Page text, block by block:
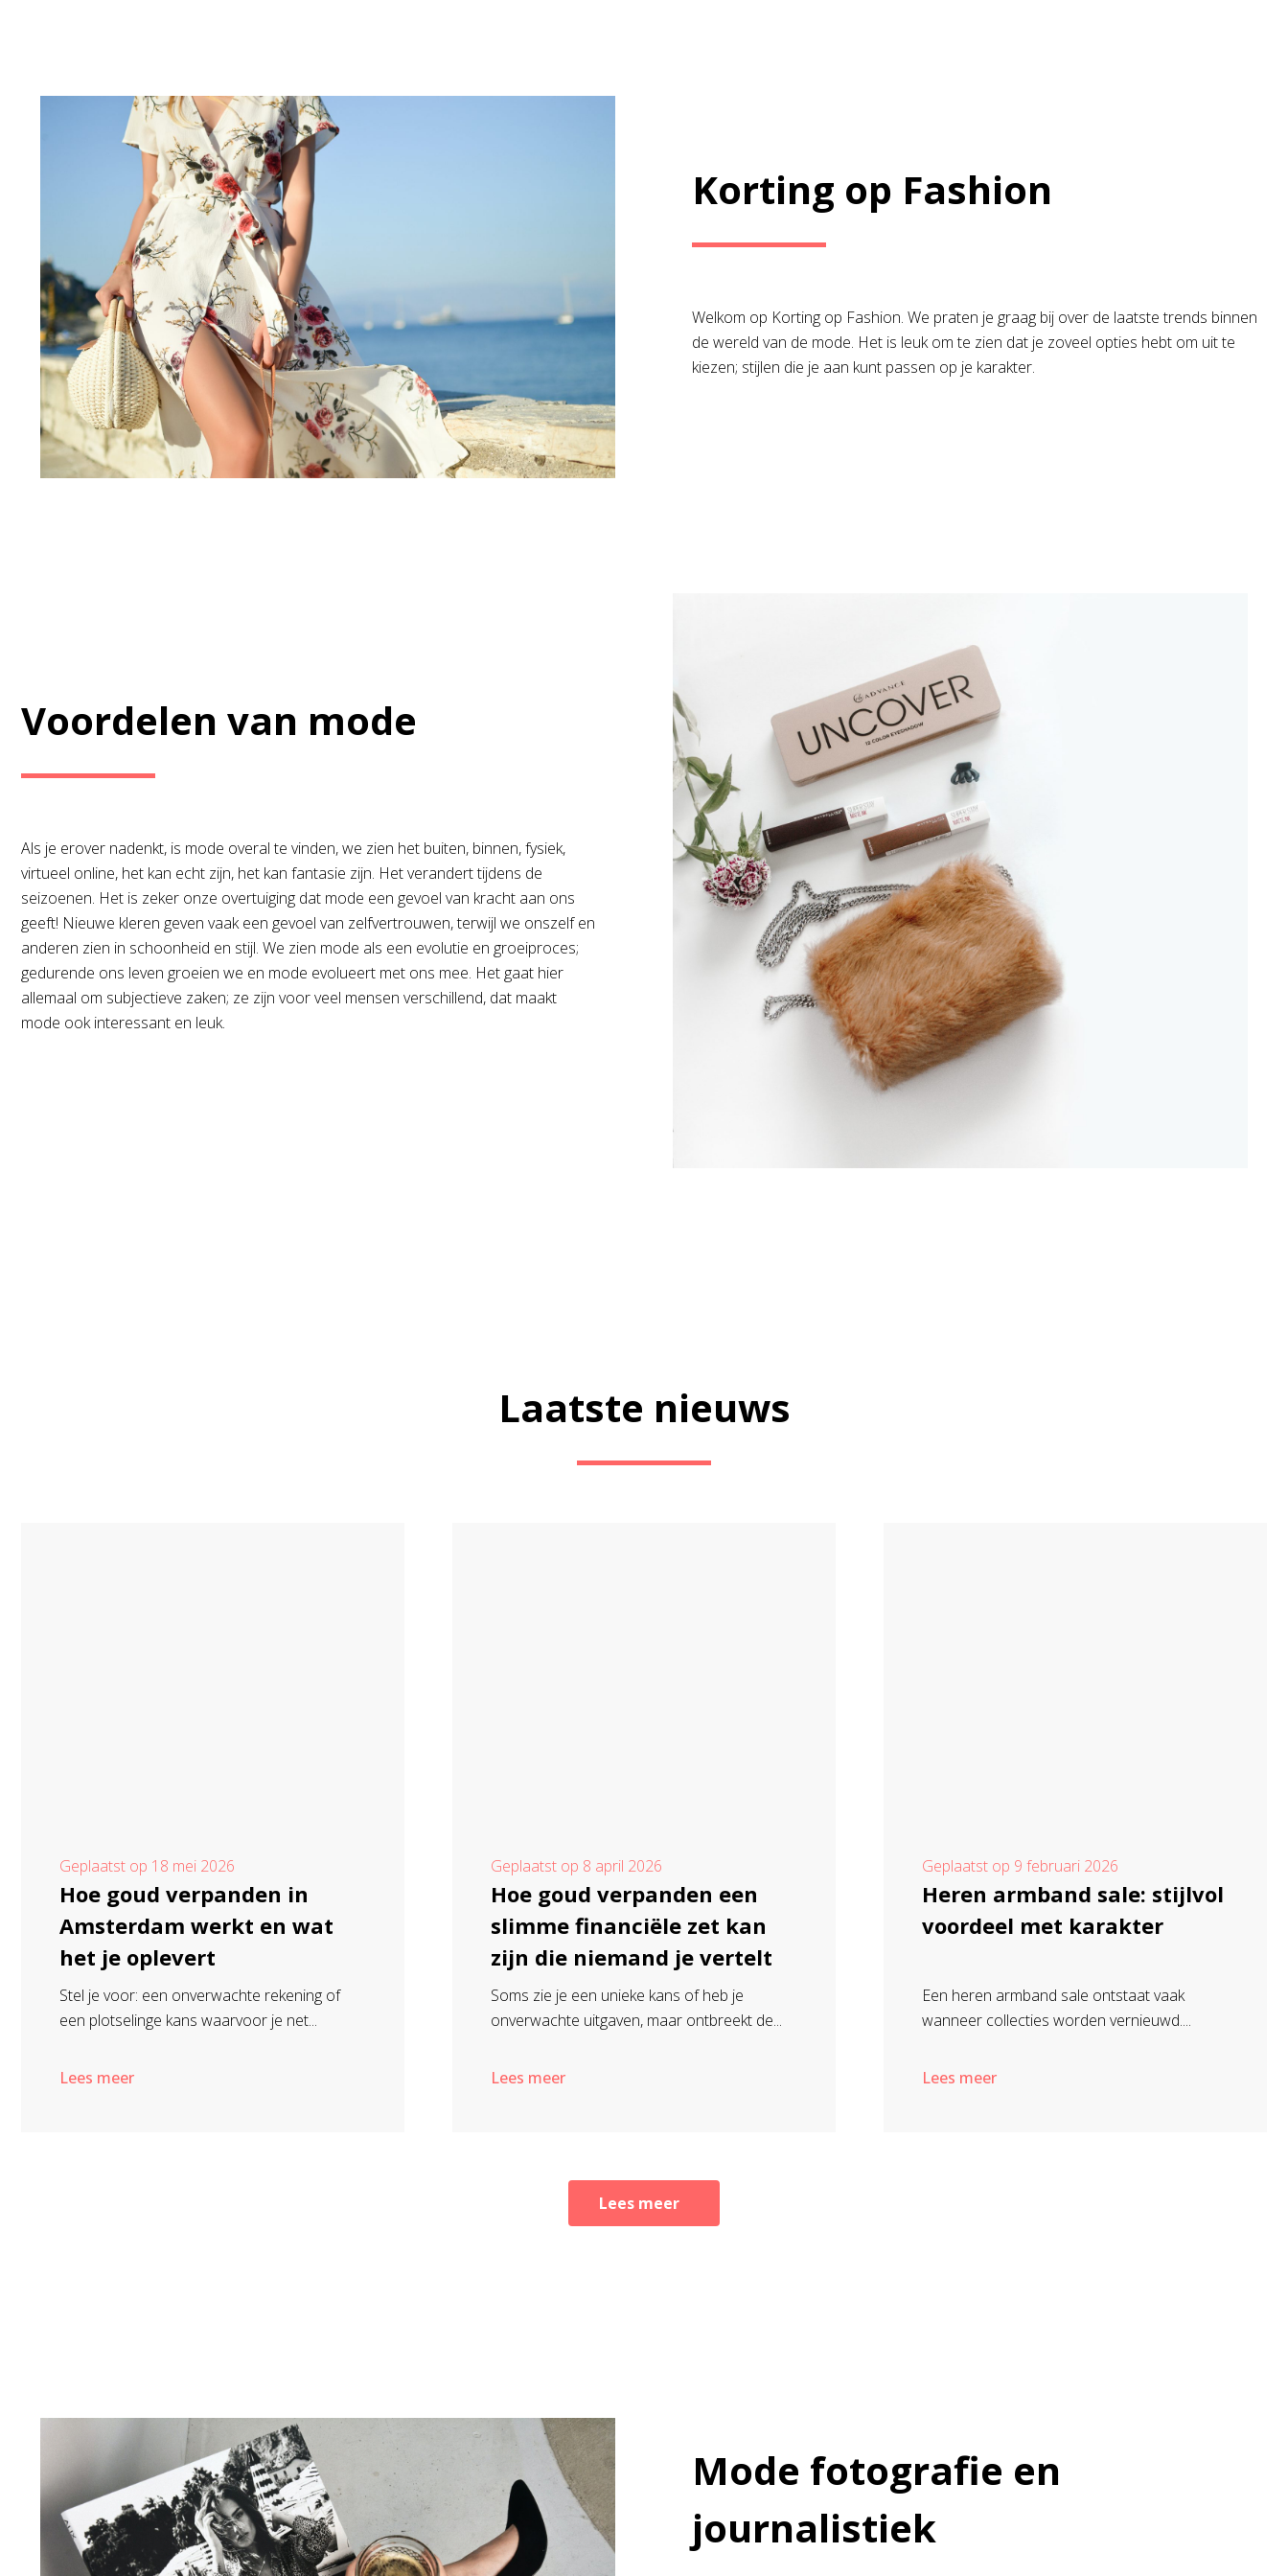
Korting op Fashion
Welkom op Korting op Fashion. We praten je graag bij over de laatste trends binnen
de wereld van de mode. Het is leuk om te zien dat je zoveel opties hebt om uit te
kiezen; stijlen die je aan kunt passen op je karakter.
Voordelen van mode
Als je erover nadenkt, is mode overal te vinden, we zien het buiten, binnen, fysiek,
virtueel online, het kan echt zijn, het kan fantasie zijn. Het verandert tijdens de
seizoenen. Het is zeker onze overtuiging dat mode een gevoel van kracht aan ons
geeft! Nieuwe kleren geven vaak een gevoel van zelfvertrouwen, terwijl we onszelf en
anderen zien in schoonheid en stijl. We zien mode als een evolutie en groeiproces;
gedurende ons leven groeien we en mode evolueert met ons mee. Het gaat hier
allemaal om subjectieve zaken; ze zijn voor veel mensen verschillend, dat maakt
mode ook interessant en leuk.
Laatste nieuws
Geplaatst op 18 mei 2026
Hoe goud verpanden in
Amsterdam werkt en wat
het je oplevert
Stel je voor: een onverwachte rekening of
een plotselinge kans waarvoor je net...
Lees meer
Geplaatst op 8 april 2026
Hoe goud verpanden een
slimme financiële zet kan
zijn die niemand je vertelt
Soms zie je een unieke kans of heb je
onverwachte uitgaven, maar ontbreekt de...
Lees meer
Geplaatst op 9 februari 2026
Heren armband sale: stijlvol
voordeel met karakter
Een heren armband sale ontstaat vaak
wanneer collecties worden vernieuwd....
Lees meer
Lees meer
Mode fotografie en
journalistiek